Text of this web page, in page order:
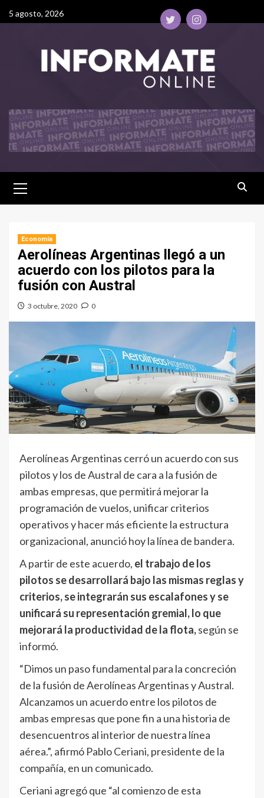
5 agosto, 2026
Economía
Aerolíneas Argentinas llegó a un
acuerdo con los pilotos para la
fusión con Austral
3 octubre, 2020 0
Aerolíneas Argentinas cerró un acuerdo con sus
pilotos y los de Austral de cara a la fusión de
ambas empresas, que permitirá mejorar la
programación de vuelos, unificar criterios
operativos y hacer más eficiente la estructura
organizacional, anunció hoy la línea de bandera.
A partir de este acuerdo, el trabajo de los
pilotos se desarrollará bajo las mismas reglas y
criterios, se integrarán sus escalafones y se
unificará su representación gremial, lo que
mejorará la productividad de la flota,según se
informó.
“Dimos un paso fundamental para la concreción
de la fusión de Aerolíneas Argentinas y Austral.
Alcanzamos un acuerdo entre los pilotos de
ambas empresas que pone fin a una historia de
desencuentros al interior de nuestra línea
aérea.”, afirmó Pablo Ceriani, presidente de la
compañía, en un comunicado.
Ceriani agregó que “al comienzo de esta